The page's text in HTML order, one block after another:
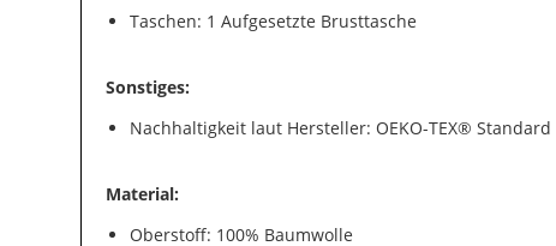
Taschen: 1 Aufgesetzte Brusttasche
Sonstiges:
Nachhaltigkeit laut Hersteller: OEKO-TEX® Standard
Material:
Oberstoff: 100% Baumwolle